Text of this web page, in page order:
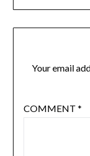
Your email
COMMENT *